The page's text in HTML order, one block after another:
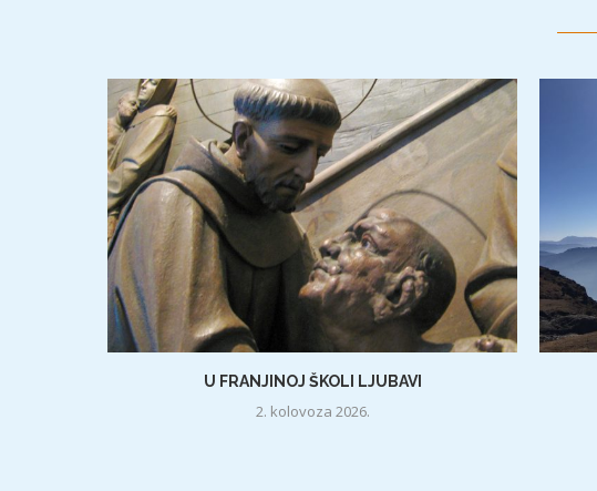
U FRANJINOJ ŠKOLI LJUBAVI
2. kolovoza 2026.